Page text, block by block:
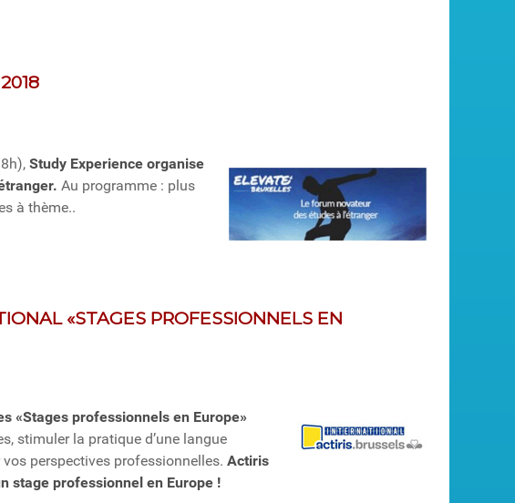
Study Experience organise
Au programme : plus
à thème..
«STAGES PROFESSIONNELS EN
«Stages professionnels en Europe»
stimuler la pratique d’une langue
perspectives professionnelles. Actiris
stage professionnel en Europe !